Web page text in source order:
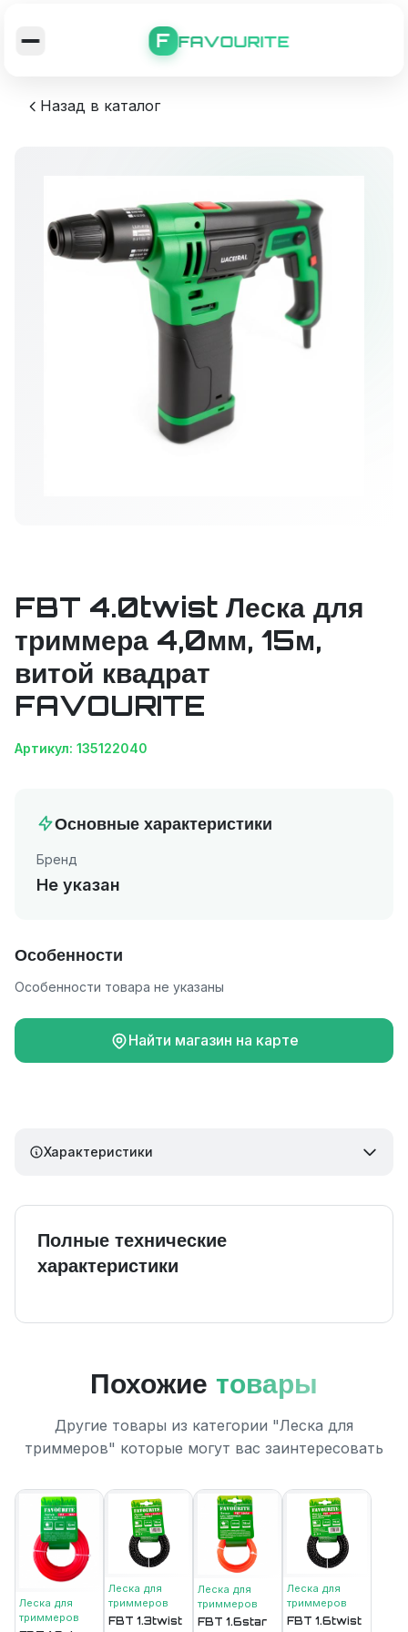
F FAVOURITE
Назад в каталог
FBT 4.0twist Леска для
триммера 4,0мм, 15м,
витой квадрат
FAVOURITE
Артикул: 135122040
Основные характеристики
Бренд
Не указан
Особенности
Особенности товара не указаны
Найти магазин на карте
Характеристики
Полные технические
характеристики
Похожие товары
Другие товары из категории "Леска для
триммеров" которые могут вас заинтересовать
Леска для
триммеров
Леска для
триммеров
FBT 1.3twist
Леска для
триммеров
FBT 1.6star
Леска для
триммеров
FBT 1.6twist